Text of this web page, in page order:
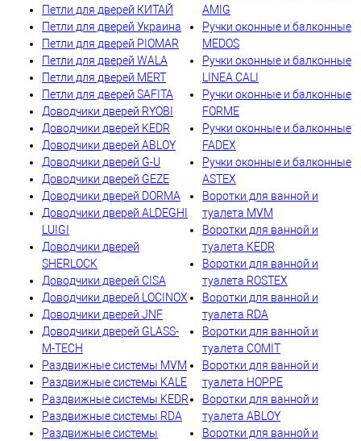
Петли для дверей КИТАЙ
Петли для дверей Украина
Петли для дверей PIOMAR
Петли для дверей WALA
Петли для дверей MERT
Петли для дверей SAFITA
Доводчики дверей RYOBI
Доводчики дверей KEDR
Доводчики дверей ABLOY
Доводчики дверей G-U
Доводчики дверей GEZE
Доводчики дверей DORMA
Доводчики дверей ALDEGHI
LUIGI
Доводчики дверей
SHERLOCK
Доводчики дверей CISA
Доводчики дверей LOCINOX
Доводчики дверей JNF
Доводчики дверей GLASS-
M-TECH
Раздвижные системы MVM
Раздвижные системы KALE
Раздвижные системы KEDR
Раздвижные системы RDA
Раздвижные системы
AMIG
Ручки оконные и балконные
MEDOS
Ручки оконные и балконные
LINEA CALI
Ручки оконные и балконные
FORME
Ручки оконные и балконные
FADEX
Ручки оконные и балконные
ASTEX
Воротки для ванной и
туалета MVM
Воротки для ванной и
туалета KEDR
Воротки для ванной и
туалета ROSTEX
Воротки для ванной и
туалета RDA
Воротки для ванной и
туалета COMIT
Воротки для ванной и
туалета HOPPE
Воротки для ванной и
туалета ABLOY
Воротки для ванной и